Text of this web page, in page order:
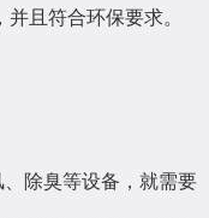
且符合环保要求。
除臭等设备，就需要